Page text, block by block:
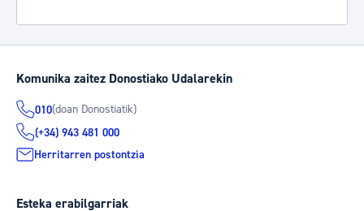
Komunika zaitez Donostiako Udalarekin
010(doan Donostiatik)
(+34) 943 481 000
Herritarren postontzia
Esteka erabilgarriak